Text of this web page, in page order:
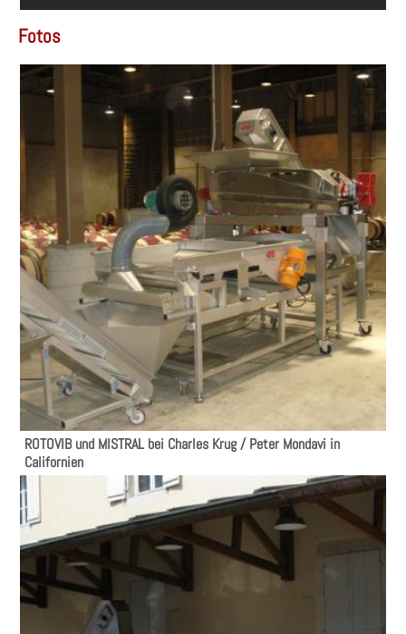
Fotos
ROTOVIB und MISTRAL bei Charles Krug / Peter Mondavi in
Californien